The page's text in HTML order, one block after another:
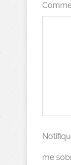
me